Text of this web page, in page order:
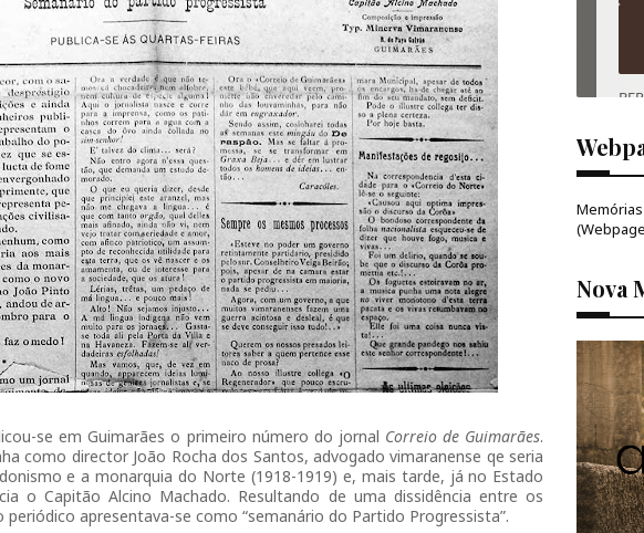
se em Guimarães o primeiro número do jornal Correio de Guimarães.
como director João Rocha dos Santos, advogado vimaranense qe seria
e a monarquia do Norte (1918-1919) e, mais tarde, já no Estado
o Capitão Alcino Machado. Resultando de uma dissidência entre os
apresentava-se como “semanário do Partido Progressista”.
Nova